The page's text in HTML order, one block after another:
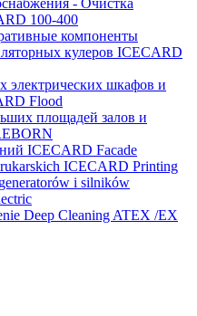
- Очистка
100-400
компоненты
кулеров ICECARD
электрических шкафов и
Flood
площадей залов и
ICECARD Facade
ICECARD Printing
i silników
Deep Cleaning ATEX /EX